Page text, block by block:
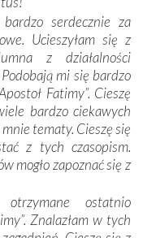
swoją opieką
nacje, które
która zawierza
wierności Bogu i
Trudne momenty w
przypominają o
duszę i o łaskę
pomyślność –
owocuje
prawdy
opowieści
serdecznie za
Ucieszyłam się z
z działalności
mi się bardzo
Fatimy”. Cieszę
bardzo ciekawych
tematy. Cieszę się
z tych czasopism.
mogło zapoznać się z
ostatnio
Znalazłam w tych